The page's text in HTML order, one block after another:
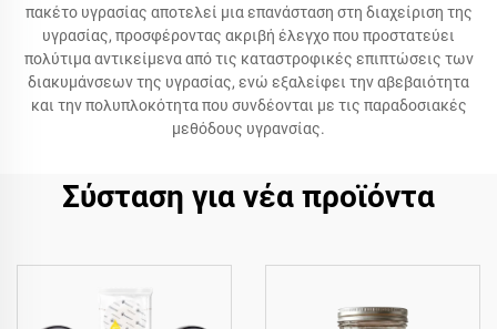
πακέτο υγρασίας αποτελεί μια επανάσταση στη διαχείριση της
υγρασίας, προσφέροντας ακριβή έλεγχο που προστατεύει
πολύτιμα αντικείμενα από τις καταστροφικές επιπτώσεις των
διακυμάνσεων της υγρασίας, ενώ εξαλείφει την αβεβαιότητα
και την πολυπλοκότητα που συνδέονται με τις παραδοσιακές
μεθόδους υγρανσίας.
Σύσταση για νέα προϊόντα